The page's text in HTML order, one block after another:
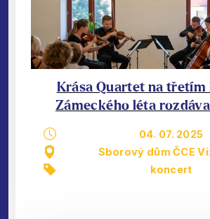
Krása Quartet na třetím
Zámeckého léta
04. 07. 2025
Sborový dům ČCE
koncert